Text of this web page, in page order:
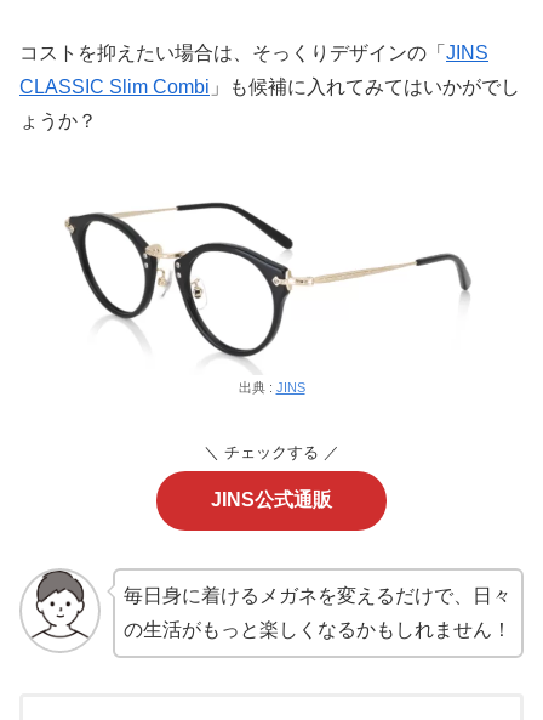
コストを抑えたい場合は、そっくりデザインの「 JINS
CLASSIC Slim Combi 」も候補に入れてみてはいかがでし
ょうか？
出典 : JINS
＼ チェックする ／
JINS公式通販
毎日身に着けるメガネを変えるだけで、日々
の生活がもっと楽しくなるかもしれません！